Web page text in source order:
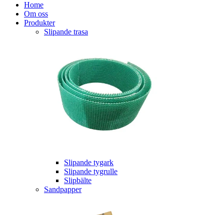
Home
Om oss
Produkter
Slipande trasa
Slipande tygark
Slipande tygrulle
Slipbälte
Sandpapper